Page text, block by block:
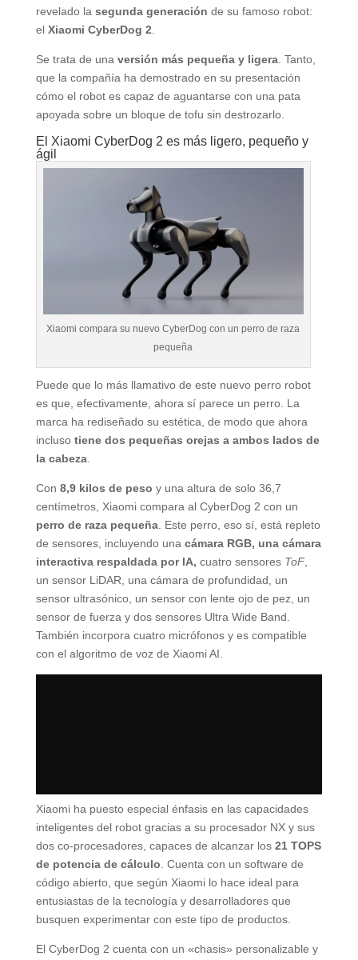
revelado la segunda generación de su famoso robot:
el Xiaomi CyberDog 2
Se trata de una versión más pequeña y ligera. Tanto,
que la compañía ha demostrado en su presentación
cómo el robot es capaz de aguantarse con una pata
apoyada sobre un bloque de tofu sin destrozarlo.
El Xiaomi CyberDog 2 es más ligero, pequeño y
ágil
Xiaomi compara su nuevo CyberDog con un perro de raza
pequeña
Puede que lo más llamativo de este nuevo perro robot
es que, efectivamente, ahora sí parece un perro. La
marca ha rediseñado su estética, de modo que ahora
incluso tiene dos pequeñas orejas a ambos lados de
la cabeza.
Con 8,9 kilos de peso y una altura de solo 36,7
centímetros, Xiaomi compara al CyberDog 2 con un
perro de raza pequeña. Este perro, eso sí, está repleto
de sensores, incluyendo una cámara RGB, una cámara
interactiva respaldada por IA, cuatro sensores ToF,
un sensor LiDAR, una cámara de profundidad, un
sensor ultrasónico, un sensor con lente ojo de pez, un
sensor de fuerza y dos sensores Ultra Wide Band.
También incorpora cuatro micrófonos y es compatible
con el algoritmo de voz de Xiaomi AI.
Xiaomi ha puesto especial énfasis en las capacidades
inteligentes del robot gracias a su procesador NX y sus
dos co-procesadores, capaces de alcanzar los 21 TOPS
de potencia de cálculo. Cuenta con un software de
código abierto, que según Xiaomi lo hace ideal para
entusiastas de la tecnología y desarrolladores que
busquen experimentar con este tipo de productos.
El CyberDog 2 cuenta con un «chasis» personalizable y